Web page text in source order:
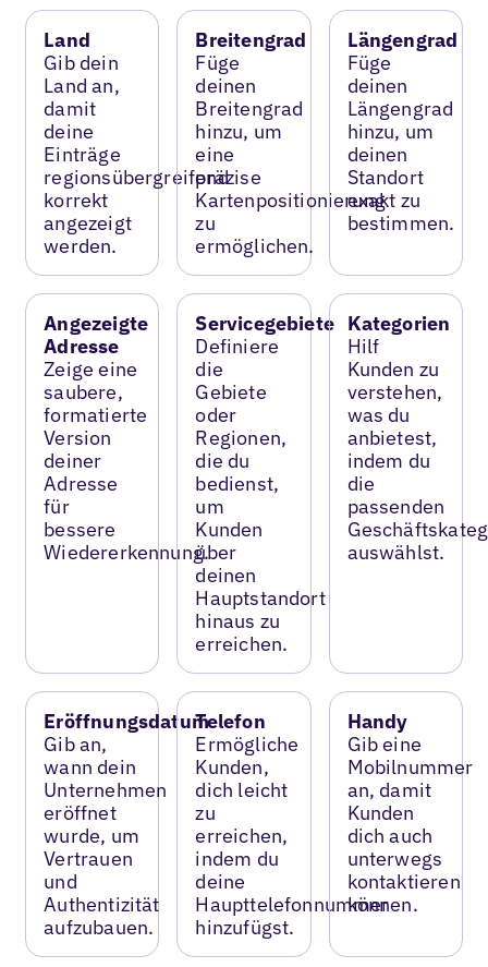
Land
Gib dein
Land an,
damit
deine
Einträge
regionsübergreifend
korrekt
angezeigt
werden.
Breitengrad
Füge
deinen
Breitengrad
hinzu, um
eine
präzise
Kartenpositionierung
zu
ermöglichen.
Längengrad
Füge
deinen
Längengrad
hinzu, um
deinen
Standort
exakt zu
bestimmen.
Angezeigte
Adresse
Zeige eine
saubere,
formatierte
Version
deiner
Adresse
für
bessere
Wiedererkennung.
Servicegebiete
Definiere
die
Gebiete
oder
Regionen,
die du
bedienst,
um
Kunden
über
deinen
Hauptstandort
hinaus zu
erreichen.
Kategorien
Hilf
Kunden zu
verstehen,
was du
anbietest,
indem du
die
passenden
auswählst.
Eröffnungsdatum
Gib an,
wann dein
Unternehmen
eröffnet
wurde, um
Vertrauen
und
Authentizität
aufzubauen.
Telefon
Ermögliche
Kunden,
dich leicht
zu
erreichen,
indem du
deine
Haupttelefonnummer
hinzufügst.
Handy
Gib eine
Mobilnummer
an, damit
Kunden
dich auch
unterwegs
kontaktieren
können.